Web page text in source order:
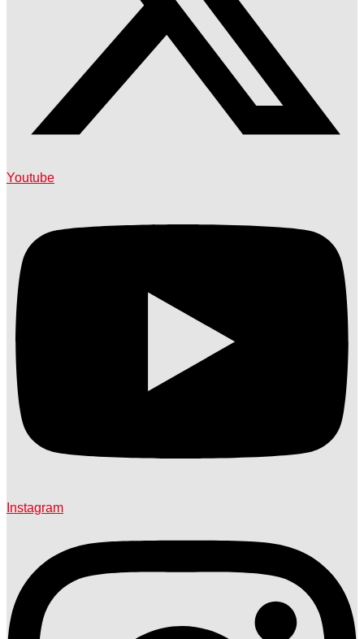
Youtube
Instagram